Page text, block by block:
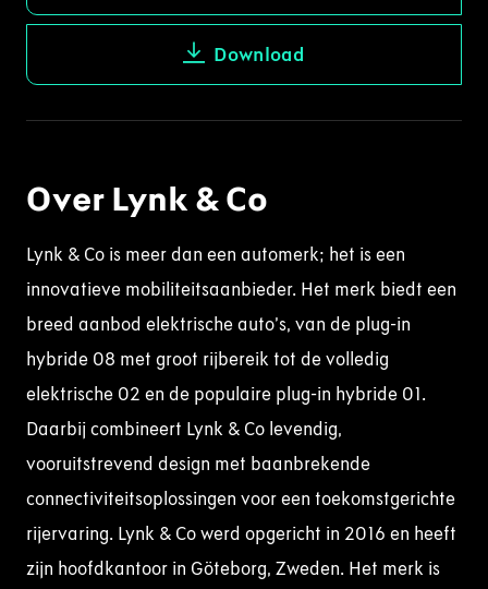
Download
Over Lynk & Co
Lynk & Co is meer dan een automerk; het is een
innovatieve mobiliteitsaanbieder. Het merk biedt een
breed aanbod elektrische auto’s, van de plug-in
hybride 08 met groot rijbereik tot de volledig
elektrische 02 en de populaire plug-in hybride 01.
Daarbij combineert Lynk & Co levendig,
vooruitstrevend design met baanbrekende
connectiviteitsoplossingen voor een toekomstgerichte
rijervaring. Lynk & Co werd opgericht in 2016 en heeft
zijn hoofdkantoor in Göteborg, Zweden. Het merk is